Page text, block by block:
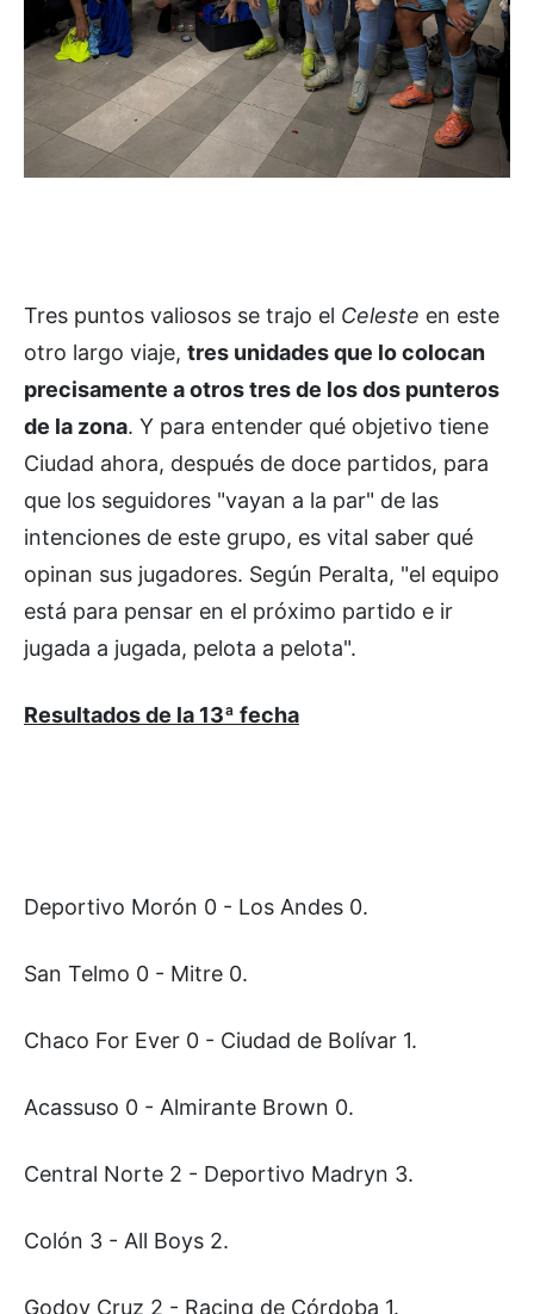
Tres puntos valiosos se trajo el Celeste en este
otro largo viaje, tres unidades que lo colocan
precisamente a otros tres de los dos punteros
de la zona. Y para entender qué objetivo tiene
Ciudad ahora, después de doce partidos, para
que los seguidores "vayan a la par" de las
intenciones de este grupo, es vital saber qué
opinan sus jugadores. Según Peralta, "el equipo
está para pensar en el próximo partido e ir
jugada a jugada, pelota a pelota".
Resultados de la 13ª fecha
Deportivo Morón 0 - Los Andes 0.
San Telmo 0 - Mitre 0.
Chaco For Ever 0 - Ciudad de Bolívar 1.
Acassuso 0 - Almirante Brown 0.
Central Norte 2 - Deportivo Madryn 3.
Colón 3 - All Boys 2.
Godoy Cruz 2 - Racing de Córdoba 1.